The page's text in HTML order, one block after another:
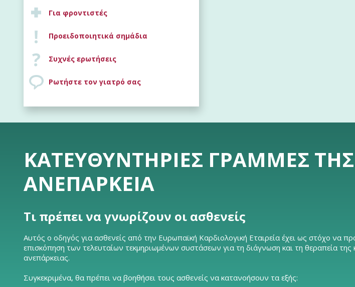
Για φροντιστές
Προειδοποιητικά σημάδια
Συχνές ερωτήσεις
Ρωτήστε τον γιατρό σας
ΚΑΤΕΥΘΥΝΤΉΡΙΕΣ ΓΡΑΜΜΈΣ ΤΗΣ
ΑΝΕΠΆΡΚΕΙΑ
Τι πρέπει να γνωρίζουν οι ασθενείς
Αυτός ο οδηγός για ασθενείς από την Ευρωπαϊκή Καρδιολογική Εταιρεία έχει ως στόχο να
επισκόπηση των τελευταίων τεκμηριωμένων συστάσεων για τη διάγνωση και τη θεραπεία της
ανεπάρκειας.
Συγκεκριμένα, θα πρέπει να βοηθήσει τους ασθενείς να κατανοήσουν τα εξής: